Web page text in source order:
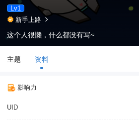
Lv1
新手上路
这个人很懒，什么都没有写~
主题 资料
影响力
UID